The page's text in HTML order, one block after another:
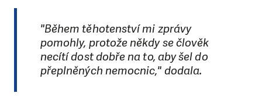
"Během těhotenství mi zprávy
pomohly, protože někdy se člověk
necítí dost dobře na to, aby šel do
přeplněných nemocnic," dodala.